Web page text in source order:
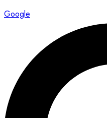
Google